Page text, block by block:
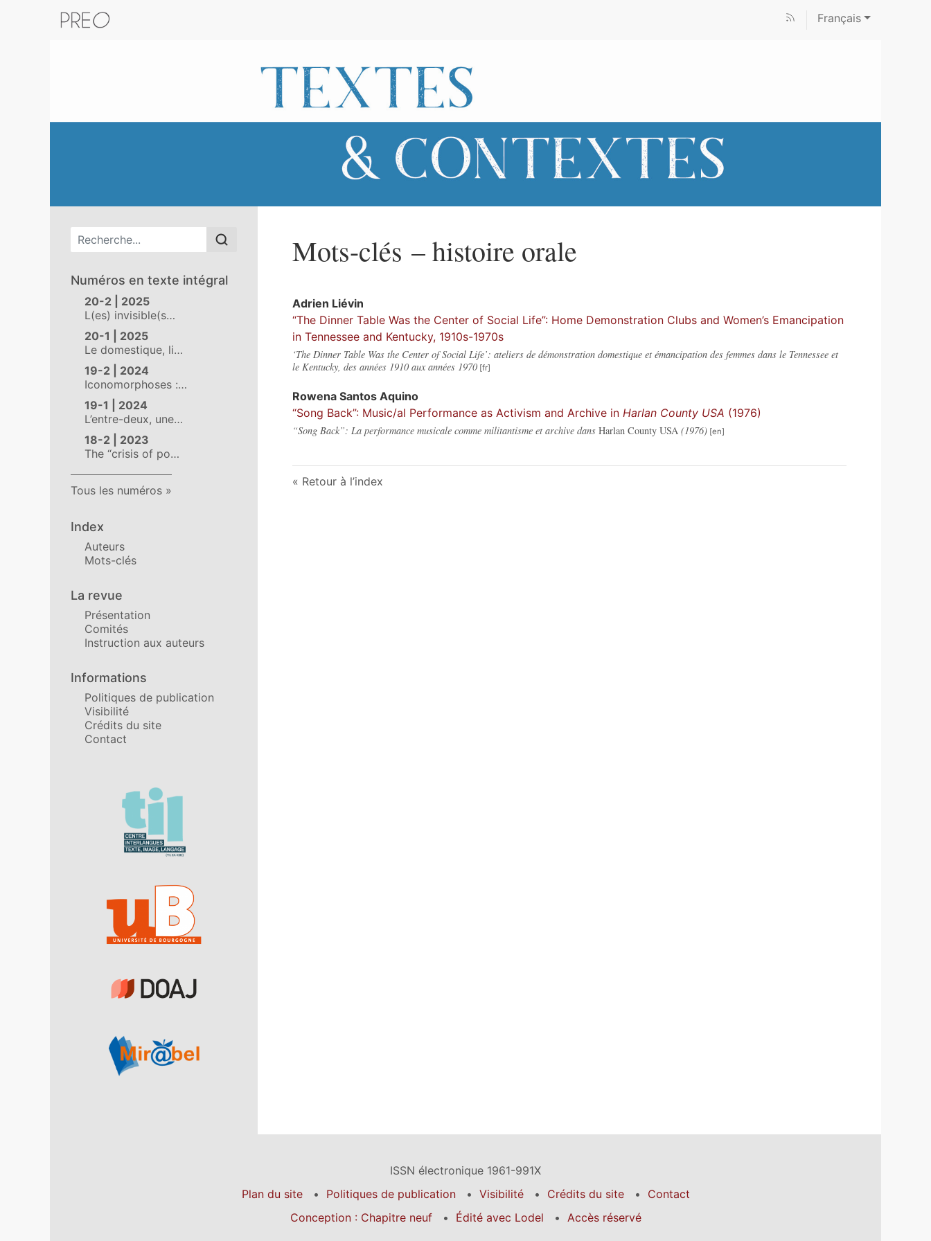
Français
Menu principal
Numéros en texte intégral
20-2 | 2025
L(es) invisible(s…
20-1 | 2025
Le domestique, li…
19-2 | 2024
Iconomorphoses :…
19-1 | 2024
L’entre-deux, une…
18-2 | 2023
The “crisis of po…
Tous les numéros
Index
Auteurs
Mots-clés
La revue
Présentation
Comités
Instruction aux auteurs
Informations
Politiques de publication
Visibilité
Crédits du site
Contact
Affiliations/partenaires
Mots-clés – histoire orale
Adrien Liévin
“The Dinner Table Was the Center of Social Life”: Home Demonstration Clubs and Women’s Emancipation
in Tennessee and Kentucky, 1910s-1970s
‘The Dinner Table Was the Center of Social Life’: ateliers de démonstration domestique et émancipation des femmes dans le Tennessee et
le Kentucky, des années 1910 aux années 1970
Rowena Santos Aquino
“Song Back”: Music/al Performance as Activism and Archive in Harlan County USA (1976)
“Song Back”: La performance musicale comme militantisme et archive dans Harlan County USA (1976)
Retour à l’index
ISSN électronique 1961-991X
Plan du site
Politiques de publication Visibilité Crédits du site
Contact
Conception : Chapitre neuf
Édité avec Lodel Accès réservé